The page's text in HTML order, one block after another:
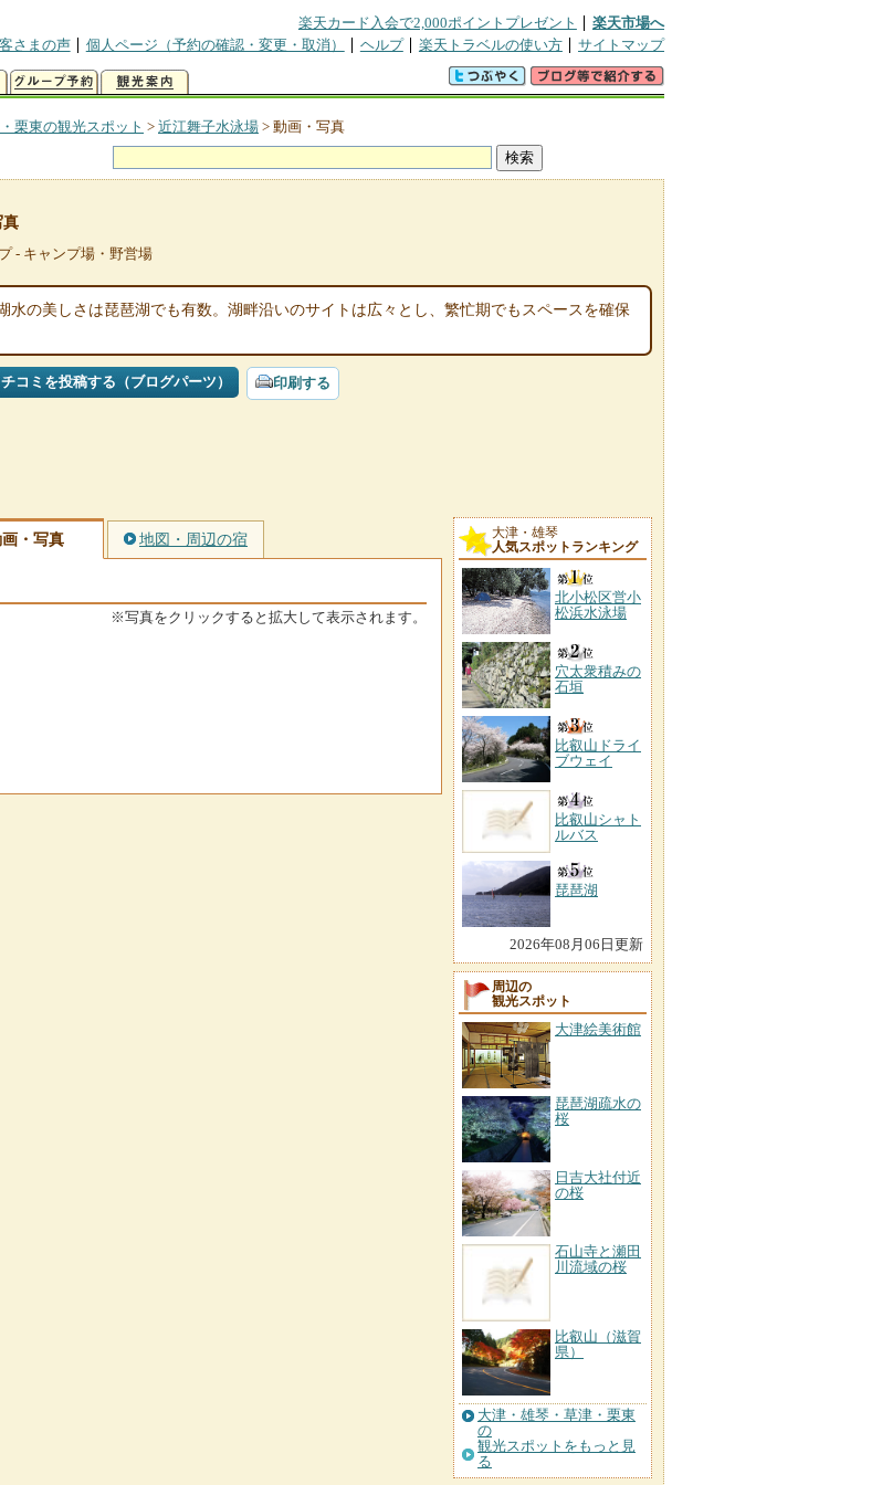
楽天カード入会で2,000ポイントプレゼント
楽天市場へ
さまの声
個人ページ（予約の確認・変更・取消） ヘルプ 楽天トラベルの使い方 サイトマップ
栗東の観光スポット > 近江舞子水泳場 > 動画・写真
真
- キャンプ場・野営場
水の美しさは琵琶湖でも有数。湖畔沿いのサイトは広々とし、繁忙期でもスペースを確保
コミを投稿する（ブログパーツ） 印刷する
・写真 地図・周辺の宿
※写真をクリックすると拡大して表示されます。
大津・雄琴
人気スポットランキング
北小松区営小
松浜水泳場
穴太衆積みの
石垣
比叡山ドライ
ブウェイ
比叡山シャト
ルバス
琵琶湖
2026年08月06日更新
周辺の
観光スポット
大津絵美術館
琵琶湖疏水の
桜
日吉大社付近
の桜
石山寺と瀬田
川流域の桜
比叡山（滋賀
県）
大津・雄琴・草津・栗東
の
観光スポットをもっと見
る